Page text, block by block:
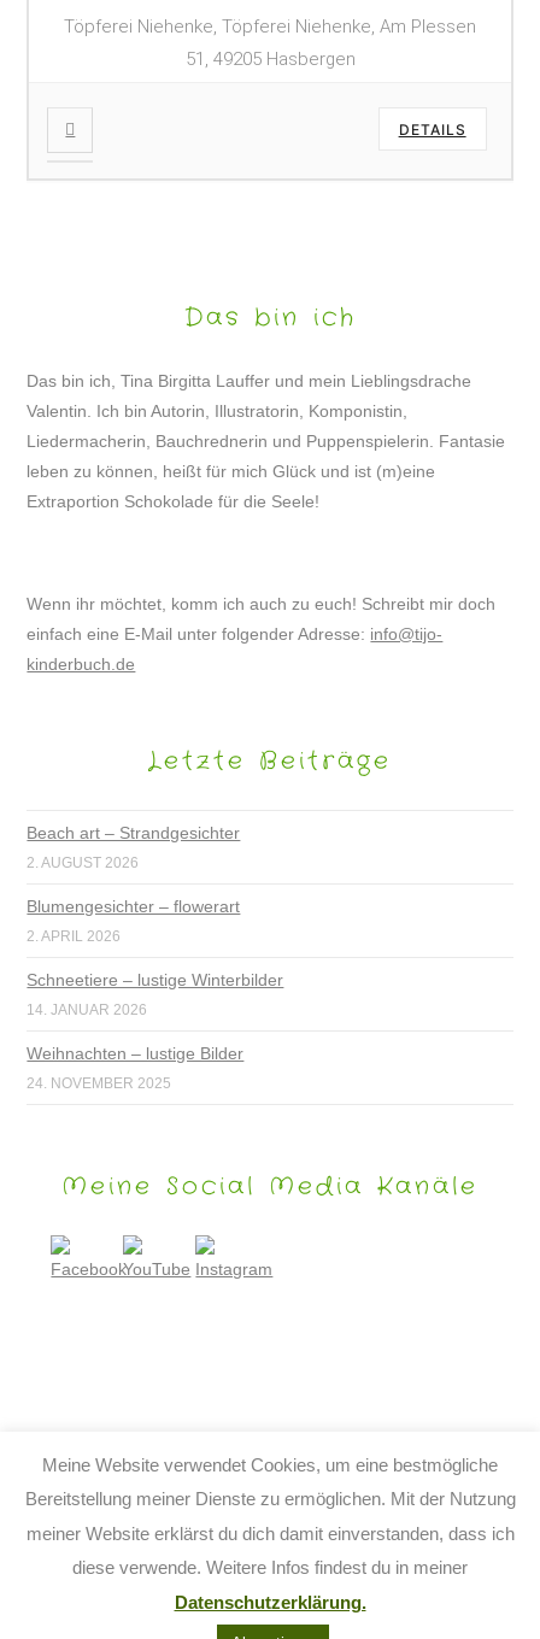
Töpferei Niehenke, Töpferei Niehenke, Am Plessen
51, 49205 Hasbergen
DETAILS
Das bin ich
Das bin ich, Tina Birgitta Lauffer und mein Lieblingsdrache
Valentin. Ich bin Autorin, Illustratorin, Komponistin,
Liedermacherin, Bauchrednerin und Puppenspielerin. Fantasie
leben zu können, heißt für mich Glück und ist (m)eine
Extraportion Schokolade für die Seele!
Wenn ihr möchtet, komm ich auch zu euch! Schreibt mir doch
einfach eine E-Mail unter folgender Adresse: info@tijo-
kinderbuch.de
Letzte Beiträge
Beach art – Strandgesichter
2. AUGUST 2026
Blumengesichter – flowerart
2. APRIL 2026
Schneetiere – lustige Winterbilder
14. JANUAR 2026
Weihnachten – lustige Bilder
24. NOVEMBER 2025
Meine Social Media Kanäle
Meine Website verwendet Cookies, um eine bestmögliche
Bereitstellung meiner Dienste zu ermöglichen. Mit der Nutzung
meiner Website erklärst du dich damit einverstanden, dass ich
diese verwende. Weitere Infos findest du in meiner
Datenschutzerklärung.